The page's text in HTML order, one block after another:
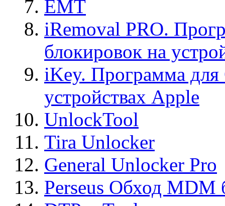
EMT
iRemoval PRO.
блокировок на
iKey. Программа для
устройствах Apple
UnlockTool
Tira Unlocker
General Unlocker Pro
Perseus Обход MDM